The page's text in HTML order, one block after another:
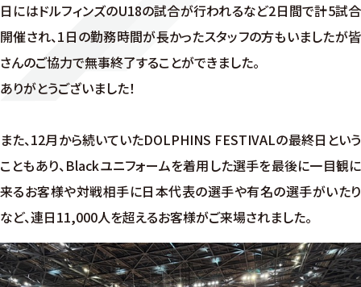
日にはドルフィンズのU18の試合が行われるなど2日間で計5試合
開催され、1日の勤務時間が長かったスタッフの方もいましたが皆
さんのご協力で無事終了することができました。
ありがとうございました！
また、12月から続いていたDOLPHINS FESTIVALの最終日という
こともあり、Blackユニフォームを着用した選手を最後に一目観に
来るお客様や対戦相手に日本代表の選手や有名の選手がいたり
など、連日11,000人を超えるお客様がご来場されました。